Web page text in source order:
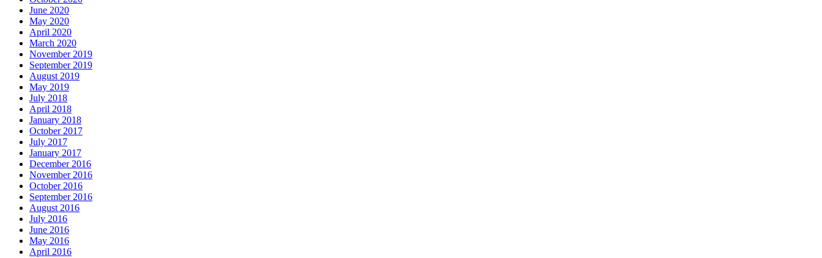
June 2020
May 2020
April 2020
March 2020
November 2019
September 2019
August 2019
May 2019
July 2018
April 2018
January 2018
October 2017
July 2017
January 2017
December 2016
November 2016
October 2016
September 2016
August 2016
July 2016
June 2016
May 2016
April 2016